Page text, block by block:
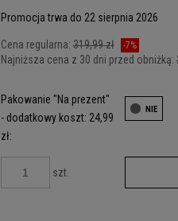
Promocja trwa do 22 sierpnia 2026
Cena regularna:319,99 zł -7%
Najniższa cena z 30 dni przed obniżką:
Jeżeli produkt jest sprzedawany krócej
dni, wyświetlana jest najniższa cena
kiedy produkt pojawił się w sprzedaży.
Pakowanie "Na prezent"
- dodatkowy koszt: 24,99
zł:
szt.